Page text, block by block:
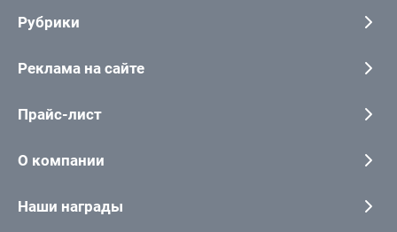
Рубрики
Реклама на сайте
Прайс-лист
О компании
Наши награды